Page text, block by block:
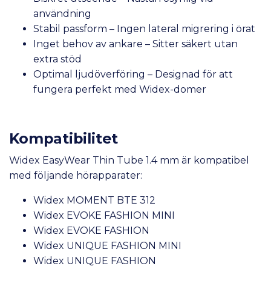
användning
Stabil passform – Ingen lateral migrering i örat
Inget behov av ankare – Sitter säkert utan
extra stöd
Optimal ljudöverföring – Designad för att
fungera perfekt med Widex-domer
Kompatibilitet
Widex EasyWear Thin Tube 1.4 mm är kompatibel
med följande hörapparater:
Widex MOMENT BTE 312
Widex EVOKE FASHION MINI
Widex EVOKE FASHION
Widex UNIQUE FASHION MINI
Widex UNIQUE FASHION